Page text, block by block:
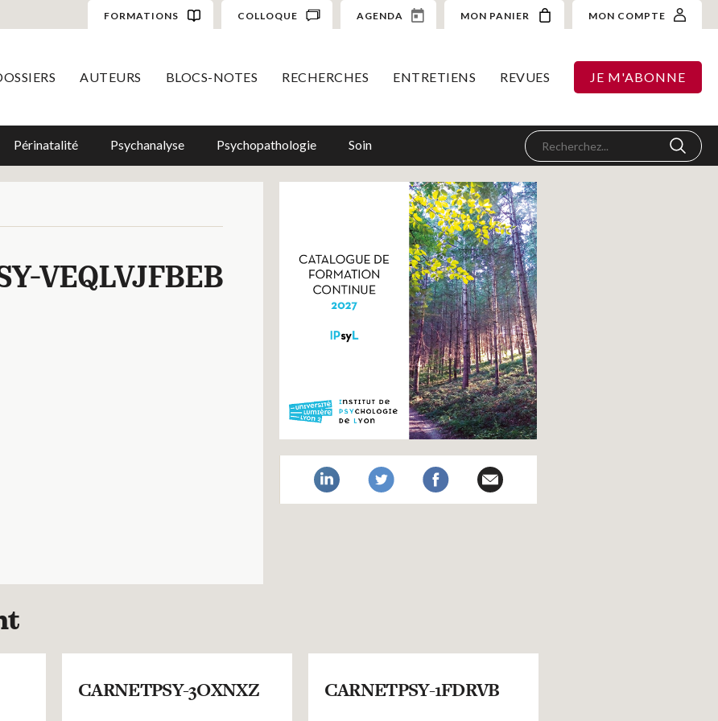
FORMATIONS COLLOQUE AGENDA MON PANIER MON COMPTE
AUTEURS BLOCS-NOTES RECHERCHES ENTRETIENS REVUES JE M'ABONNE
Périnatalité Psychanalyse Psychopathologie Soin
VEQLVJFBEB
CARNETPSY-3OXNXZ CARNETPSY-1FDRVB